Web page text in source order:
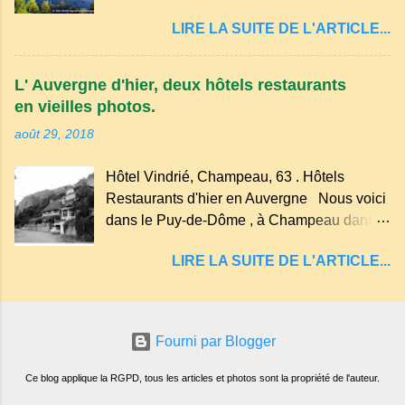
des souvenirs tout cela dans un grand parc
arboré.
d'explosion) rempli d’eau, appelé : le Lac de
Tazenat ou Tazanat, il est le premier et le
plus au nord de la Chaîne des Puys qui en
compte près de soixante. En Auvergne
"sans fond" et en forme d'entonnoir
entraînant vers les entrailles de la terre, les
malheureux qui s'approchaient trop de
LIRE LA SUITE DE L'ARTICLE...
L' Auvergne d'hier, deux hôtels restaurants
en vieilles photos.
août 29, 2018
Hôtel Vindrié, Champeau, 63 . Hôtels
Restaurants d'hier en Auvergne Nous voici
dans le Puy-de-Dôme , à Champeau dans
Servant . L'Hôtel-Restaurant Vindrié était
son jambon de pays et son poulet cocotte,
LIRE LA SUITE DE L'ARTICLE...
Fourni par Blogger
Ce blog applique la RGPD, tous les articles et photos sont la propriété de l'auteur.